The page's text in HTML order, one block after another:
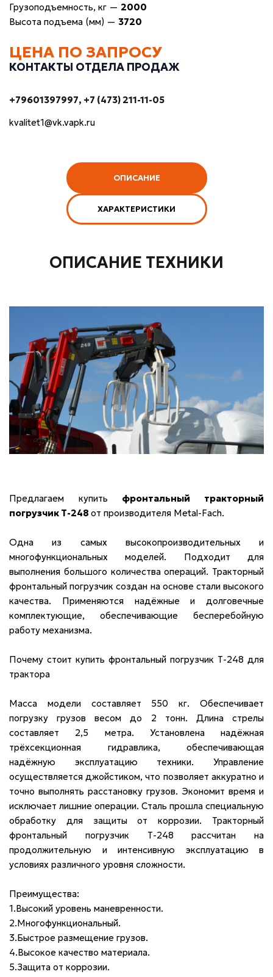
Грузоподъемность, кг — 2000
Высота подъема (мм) — 3720
ЦЕНА ПО ЗАПРОСУ
КОНТАКТЫ ОТДЕЛА ПРОДАЖ
+79601397997 +7 (473) 211-11-05
kvalitet1@vk.vapk.ru
ОПИСАНИЕ
ХАРАКТЕРИСТИКИ
ОПИСАНИЕ ТЕХНИКИ
Предлагаем купить фронтальный тракторный
погрузчик Т-248 от производителя Metal-Fach.
Одна из самых высокопроизводительных и
многофункциональных моделей. Подходит для
выполнения большого количества операций. Тракторный
фронтальный погрузчик создан на основе стали высокого
качества. Применяются надёжные и долговечные
комплектующие, обеспечивающие бесперебойную
работу механизма.
Почему стоит купить фронтальный погрузчик Т-248 для
трактора
Масса модели составляет 550 кг. Обеспечивает
погрузку грузов весом до 2 тонн. Длина стрелы
составляет 2,5 метра. Установлена надёжная
трёхсекционная гидравлика, обеспечивающая
надёжную эксплуатацию техники. Управление
осуществляется джойстиком, что позволяет аккуратно и
точно выполнять расстановку грузов. Экономит время и
исключает лишние операции. Сталь прошла специальную
обработку для защиты от коррозии. Тракторный
фронтальный погрузчик Т-248 рассчитан на
продолжительную и интенсивную эксплуатацию в
условиях различного уровня сложности.
Преимущества:
1.Высокий уровень маневренности.
2.Многофункциональный.
3.Быстрое размещение грузов.
4.Высокое качество материала.
5.Защита от коррозии.